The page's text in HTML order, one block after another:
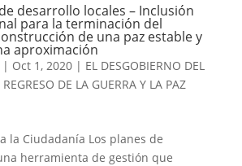
desarrollo locales – Inclusión
para la terminación del
de una paz estable y
aproximación
| Oct 1, 2020| EL DESGOBIERNO DEL
REGRESO DE LA GUERRA Y LA PAZ
la Ciudadanía Los planes de
herramienta de gestión que